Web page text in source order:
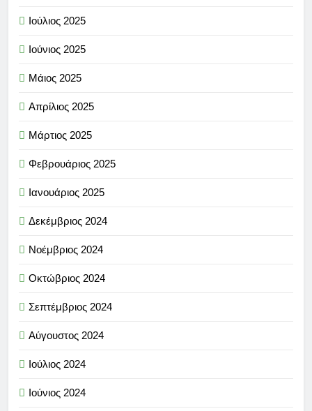
Ιούλιος 2025
Ιούνιος 2025
Μάιος 2025
Απρίλιος 2025
Μάρτιος 2025
Φεβρουάριος 2025
Ιανουάριος 2025
Δεκέμβριος 2024
Νοέμβριος 2024
Οκτώβριος 2024
Σεπτέμβριος 2024
Αύγουστος 2024
Ιούλιος 2024
Ιούνιος 2024